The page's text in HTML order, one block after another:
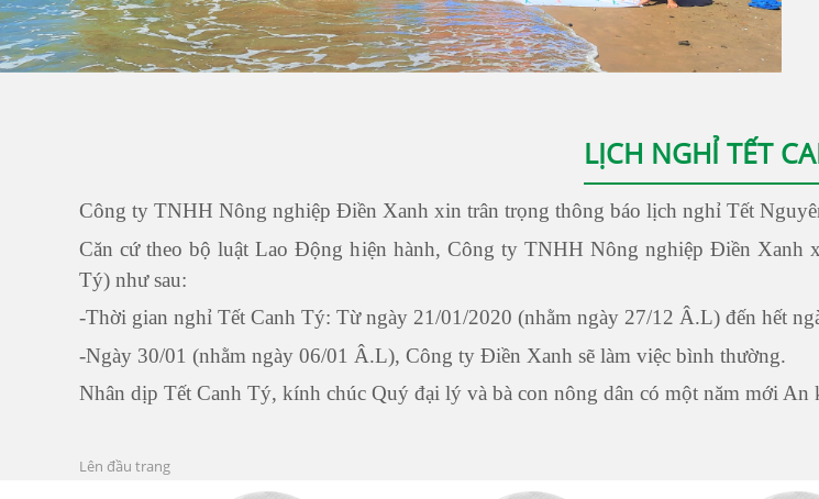
LỊCH NGHỈ TẾT
Công ty TNHH Nông nghiệp Điền Xanh xin trân trọng thông báo lịch nghỉ Tết
Căn cứ theo bộ luật Lao Động hiện hành, Công ty TNHH Nông nghiệp Điền
Tý) như sau:
-Thời gian nghỉ Tết Canh Tý: Từ ngày 21/01/2020 (nhằm ngày 27/12 Â.L) đến hết
-Ngày 30/01 (nhằm ngày 06/01 Â.L), Công ty Điền Xanh sẽ làm việc bình thường.
Nhân dịp Tết Canh Tý, kính chúc Quý đại lý và bà con nông dân có một năm mới
Lên đầu trang